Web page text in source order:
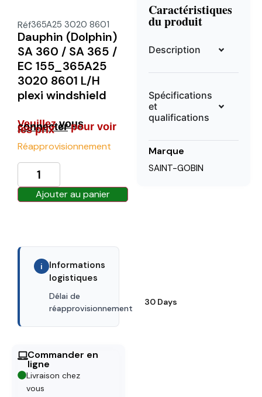
Réf365A25 3020 8601
Dauphin (Dolphin)
SA 360 / SA 365 /
EC 155_365A25
3020 8601 L/H
plexi windshield
Veuillezvous
connecterpour voir
les prix
Réapprovisionnement
Ajouter au panier
i
Informations
logistiques
Délai de
réapprovisionnement
30 Days
Commander en
ligne
Livraison chez
vous
Caractéristiques
du produit
Description
Spécifications
et
qualifications
Marque
SAINT-GOBIN